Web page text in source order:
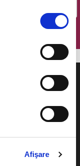
Afişare
bilete?